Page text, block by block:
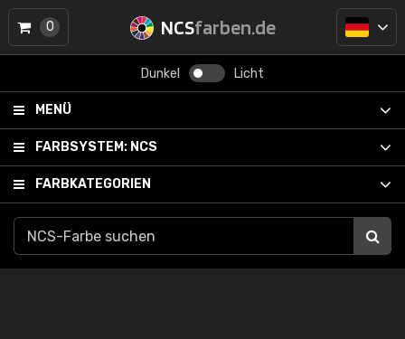
NCSfarben.de
Dunkel Licht
MENÜ
FARBSYSTEM: NCS
FARBKATEGORIEN
0